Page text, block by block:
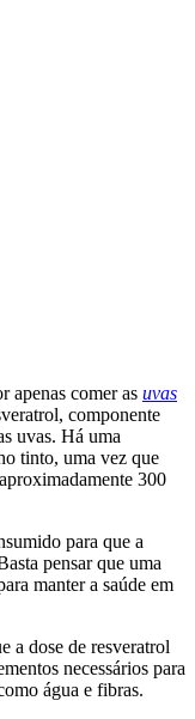
apenas comer as uvas
componente
uvas. Há uma
tinto, uma vez que
300
para que a
pensar que uma
manter a saúde em
a dose de resveratrol
necessários para
água e fibras.